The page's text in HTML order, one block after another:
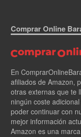
Comprar Online
En
afiliados de Amazon,
otras externas que te
ningún coste
poder continuar con
mejor información
Amazon es una